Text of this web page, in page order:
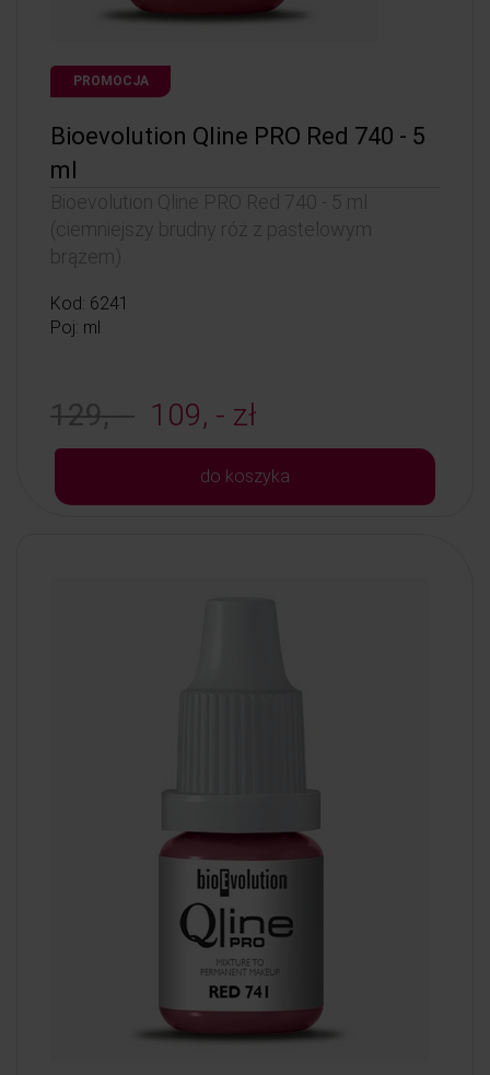
PROMOCJA
Bioevolution Qline PRO Red 740 - 5
ml
Bioevolution Qline PRO Red 740 - 5 ml
(ciemniejszy brudny róż z pastelowym
brązem)
Kod: 6241
Poj: ml
129, - 109, - zł
do koszyka